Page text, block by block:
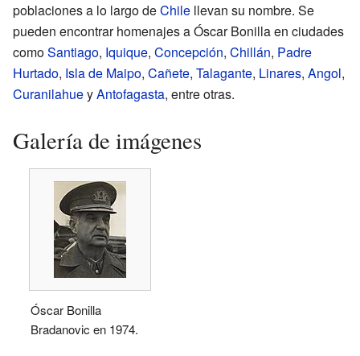
poblaciones a lo largo deChile llevan su nombre. Se
pueden encontrar homenajes a Óscar Bonilla en ciudades
comoSantiago, Iquique, Concepción, Chillán, Padre
Hurtado, Isla de Maipo, Cañete, Talagante, Linares, Angol,
CuranilahueyAntofagasta, entre otras.
Galería de imágenes
Óscar Bonilla
Bradanovic en 1974.